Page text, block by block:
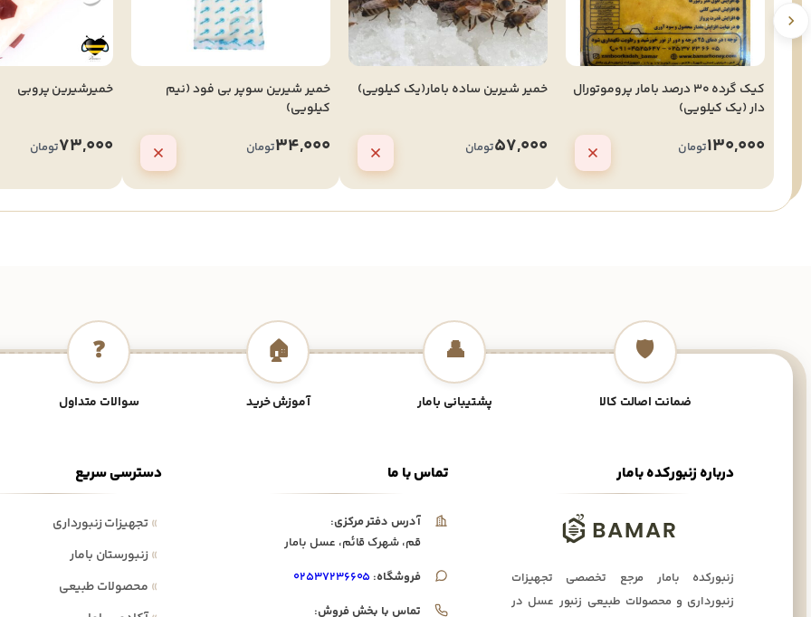
کیک گرده 30 درصد بامار پروموتورال
دار (یک کیلویی)
130,000تومان
خمیر شیرین ساده بامار(یک کیلویی)
57,000تومان
خمیر شیرین سوپر بی فود (نیم
کیلویی)
34,000تومان
خمیرشیرین پروبی
73,000تومان
🛡️
ضمانت اصالت کالا
👤
پشتیبانی بامار
🏠
آموزش خرید
❓
سوالات متداول
دسترسی سریع
»تجهیزات زنبورداری
»زنبورستان بامار
» محصولات طبیعی
تماس با ما
آدرس دفتر مرکزی:
قم، شهرک قائم، عسل بامار
فروشگاه: ۰۲۵۳۷۲۳۶۶۰۵
تماس با بخش فروش:
درباره زنبورکده بامار
زنبورکده بامار مرجع تخصصی تجهیزات
زنبورداری و محصولات طبیعی زنبور عسل در